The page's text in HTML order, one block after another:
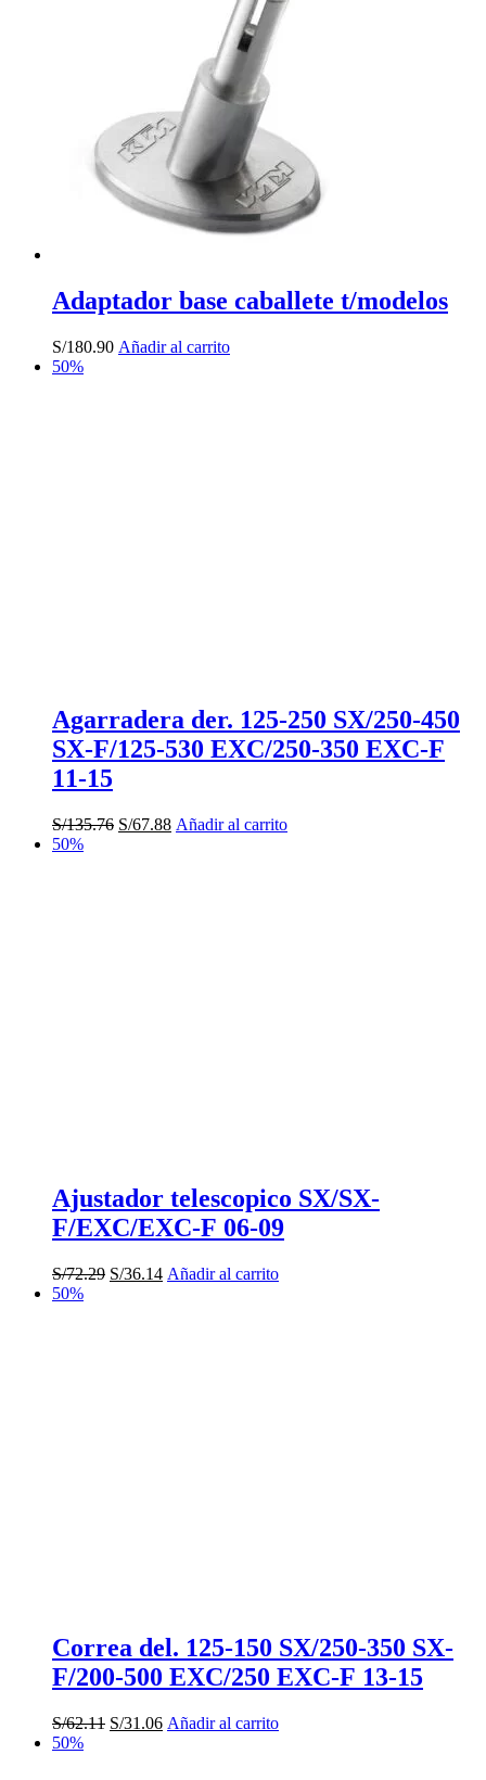
Adaptador base caballete t/modelos
S/180.90 Añadir al carrito
50%
Agarradera der. 125-250 SX/250-450
SX-F/125-530 EXC/250-350 EXC-F
11-15
S/135.76 El
S/67.88ElAñadir al carrito
50%
Ajustador telescopico SX/SX-
F/EXC/EXC-F 06-09
S/72.29 El
S/36.14ElAñadir al carrito
50%
Correa del. 125-150 SX/250-350 SX-
F/200-500 EXC/250 EXC-F 13-15
S/62.11 El
S/31.06ElAñadir al carrito
50%